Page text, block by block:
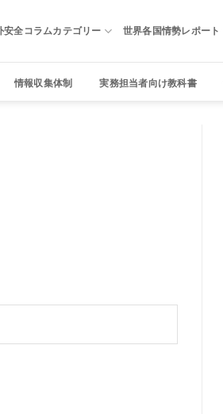
安全コラムカテゴリー 世界各国情勢レポート
情報収集体制 実務担当者向け教科書